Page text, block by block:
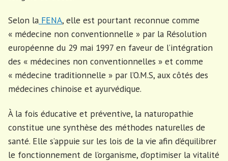
Selon la FENA, elle est pourtant reconnue comme
« médecine non conventionnelle » par la Résolution
européenne du 29 mai 1997 en faveur de l’intégration
des « médecines non conventionnelles » et comme
« médecine traditionnelle » par l’O.M.S, aux côtés des
médecines chinoise et ayurvédique.
À la fois éducative et préventive, la naturopathie
constitue une synthèse des méthodes naturelles de
santé. Elle s’appuie sur les lois de la vie afin d’équilibrer
le fonctionnement de l’organisme, d’optimiser la vitalité